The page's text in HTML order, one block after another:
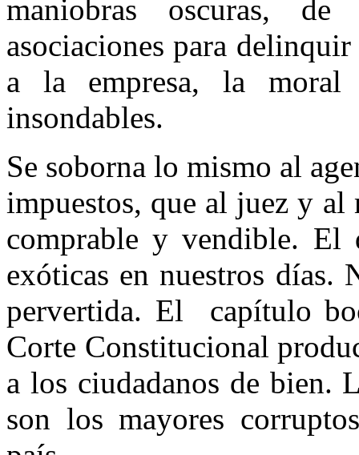
maniobras oscuras,
asociaciones para
a la empresa, la moral
insondables.
Se soborna lo mismo al
impuestos, que al juez y
comprable y vendible. El
exóticas en nuestros días.
pervertida. El capítulo
Corte Constitucional
a los ciudadanos de bien.
son los mayores